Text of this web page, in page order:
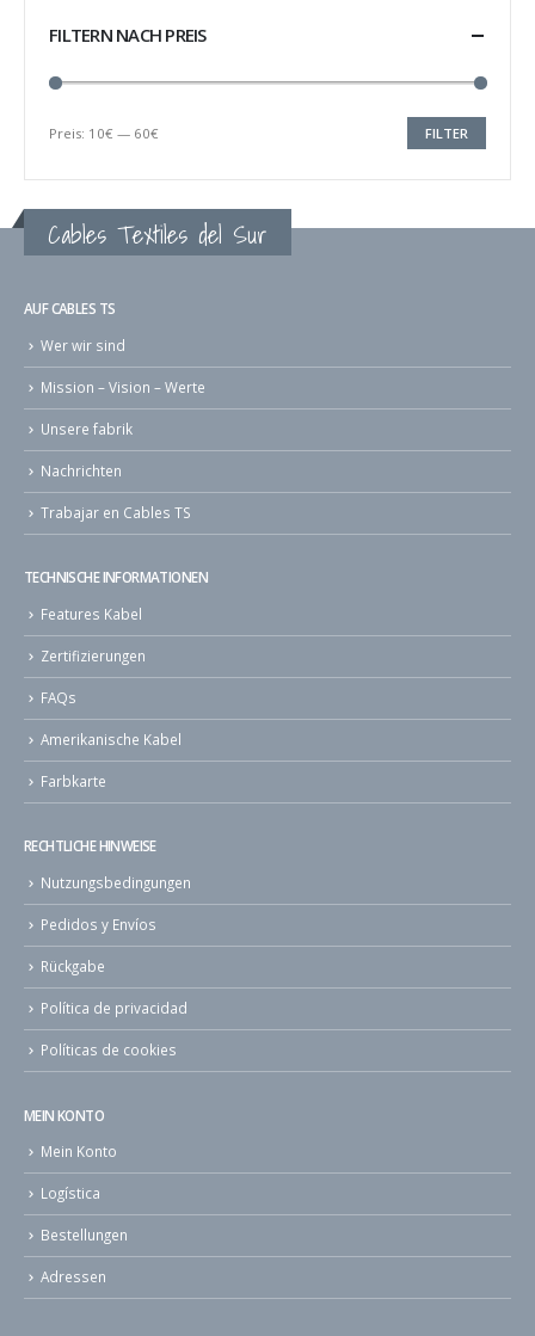
FILTERN NACH PREIS
Min.
Max.
FILTER
Preis: 10€ — 60€
Cables Textiles del Sur
AUF CABLES TS
Wer wir sind
Mission – Vision – Werte
Unsere fabrik
Nachrichten
Trabajar en Cables TS
TECHNISCHE INFORMATIONEN
Features Kabel
Zertifizierungen
FAQs
Amerikanische Kabel
Farbkarte
RECHTLICHE HINWEISE
Nutzungsbedingungen
Pedidos y Envíos
Rückgabe
Política de privacidad
Políticas de cookies
MEIN KONTO
Mein Konto
Logística
Bestellungen
Adressen